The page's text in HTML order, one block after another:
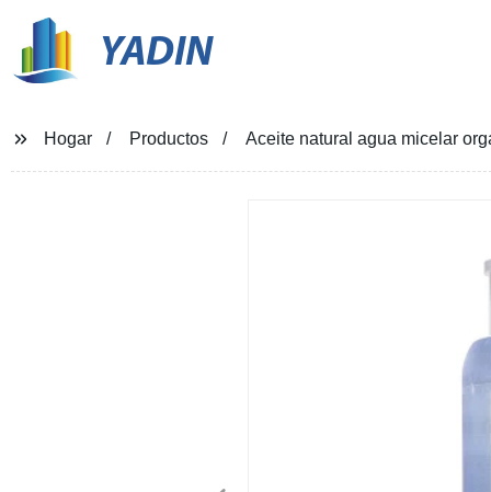
YADIN
Hogar Productos Aceite natural agua micelar